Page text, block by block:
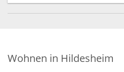
Wohnen in Hildesheim